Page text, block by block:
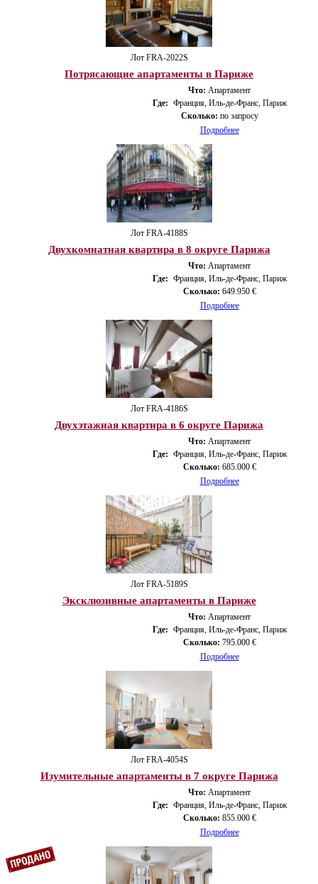
Лот FRA-2022S
Потрясающие апартаменты в Париже
Что: Апартамент
Где: Франция, Иль-де-Франс, Париж
Сколько: по запросу
Подробнее
Лот FRA-4188S
Двухкомнатная квартира в 8 округе Парижа
Что: Апартамент
Где: Франция, Иль-де-Франс, Париж
Сколько: 649.950 €
Подробнее
Лот FRA-4186S
Двухэтажная квартира в 6 округе Парижа
Что: Апартамент
Где: Франция, Иль-де-Франс, Париж
Сколько: 685.000 €
Подробнее
Лот FRA-5189S
Эксклюзивные апартаменты в Париже
Что: Апартамент
Где: Франция, Иль-де-Франс, Париж
Сколько: 795.000 €
Подробнее
Лот FRA-4054S
Изумительные апартаменты в 7 округе Парижа
Что: Апартамент
Где: Франция, Иль-де-Франс, Париж
Сколько: 855.000 €
Подробнее